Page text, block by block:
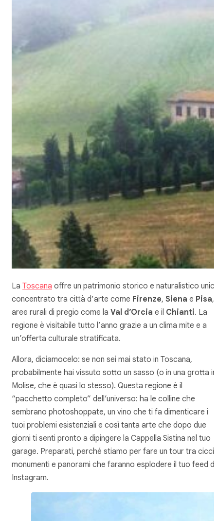
La Toscana offre un patrimonio storico e naturalistico
concentrato tra città d’arte come Firenze, Siena e Pisa,
aree rurali di pregio come la Val d’Orcia e il Chianti. La
regione è visitabile tutto l’anno grazie a un clima mite e a
un’offerta culturale stratificata.
Allora, diciamocelo: se non sei mai stato in Toscana,
probabilmente hai vissuto sotto un sasso (o in una grotta in
Molise, che è quasi lo stesso). Questa regione è il
“pacchetto completo” dell’universo: ha le colline che
sembrano photoshoppate, un vino che ti fa dimenticare i
tuoi problemi esistenziali e così tanta arte che dopo due
giorni ti senti pronto a dipingere la Cappella Sistina nel tuo
garage. Preparati, perché stiamo per fare un tour tra
monumenti e panorami che faranno esplodere il tuo feed di
Instagram.